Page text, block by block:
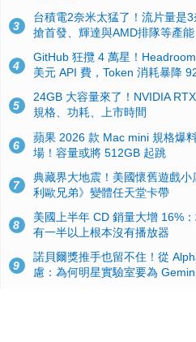
3
台積電2奈米太猛了！流片量是
搶首發、輝達與AMD排隊等產能
4
GitHub 狂攬 4 萬星！
美元 API 費，Token 消耗暴降
5
24GB 大容量來了！NVIDIA
規格、功耗、上市時間
6
蘋果 2026 款 Mac mini 規格爆
場！容量或將 512GB 起跳
7
典藏界大地震！美國懷舊遊戲
利歐兄弟》變體任天堂卡帶
8
美國上半年 CD 銷量大增 16%
有一半以上根本沒有播放器
9
諾貝爾獎推手也留不住！從
慮：為何明星實驗室要為